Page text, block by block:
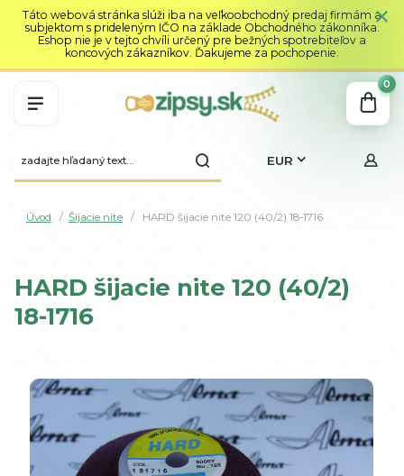
Táto webová stránka slúži iba na veľkoobchodný predaj firmám a
subjektom s prideleným IČO na základe Obchodného zákonníka.
Eshop nie je v tejto chvíli určený pre bežných spotrebiteľov a
koncových zákazníkov. Ďakujeme za pochopenie.
EUR
0
Úvod Šijacie nite HARD šijacie nite 120 (40/2) 18-1716
HARD šijacie nite 120 (40/2)
18-1716